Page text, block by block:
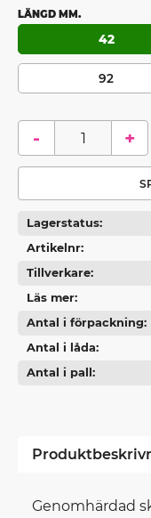
LÄNGD MM.
42
92
+
-
Lagerstatus
Artikelnr
Tillverkare
Läs mer
Antal i förpackning
Antal i låda
Antal i pall
Genomhärdad